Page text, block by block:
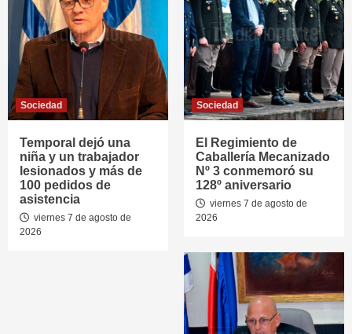
Sociedad
Temporal dejó una
niña y un trabajador
lesionados y más de
100 pedidos de
asistencia
viernes 7 de agosto de
2026
Sociedad
El Regimiento de
Caballería Mecanizado
Nº 3 conmemoró su
128º aniversario
viernes 7 de agosto de
2026